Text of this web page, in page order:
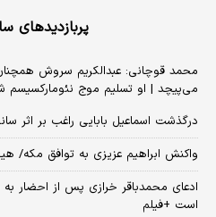
پربازدیدهای
محمد قوچانی: عبدالکریم سروش
می‌پیچد | او تسلیم موج
درگذشت اسماعیل بابایی راغب بر اثر
واکنش ابراهیم عزیزی به توافق مکه/
ادعای محمدباقر خرازی پس از احضار
است +فیلم